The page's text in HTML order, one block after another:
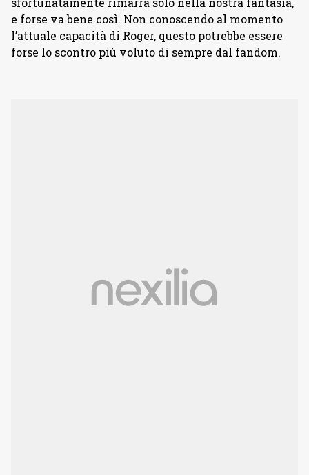
e forse va bene così. Non conoscendo al momento
l’attuale capacità di Roger, questo potrebbe essere
forse lo scontro più voluto di sempre dal fandom.